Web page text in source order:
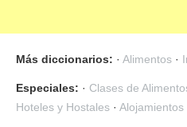
Más diccionarios: · Alimentos ·
Especiales: · Clases de
Hoteles y Hostales · Alojamientos